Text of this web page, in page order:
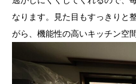
なります。見た目もすっきりと
がら、機能性の高いキッチン空